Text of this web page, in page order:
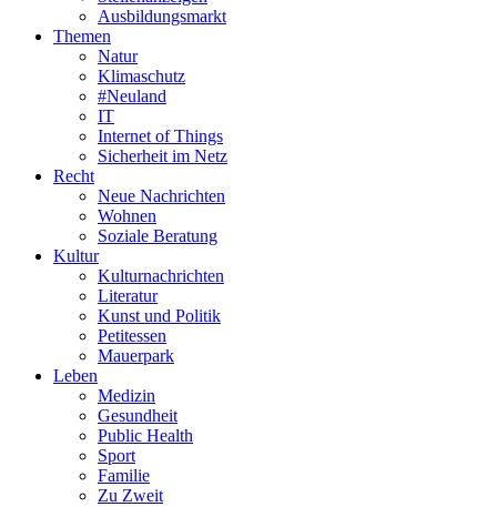
Ausbildungsmarkt
Themen
Natur
Klimaschutz
#Neuland
IT
Internet of Things
Sicherheit im Netz
Recht
Neue Nachrichten
Wohnen
Soziale Beratung
Kultur
Kulturnachrichten
Literatur
Kunst und Politik
Petitessen
Mauerpark
Leben
Medizin
Gesundheit
Public Health
Sport
Familie
Zu Zweit